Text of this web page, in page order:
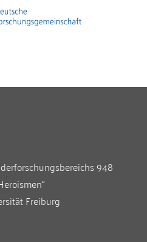
948
Freiburg